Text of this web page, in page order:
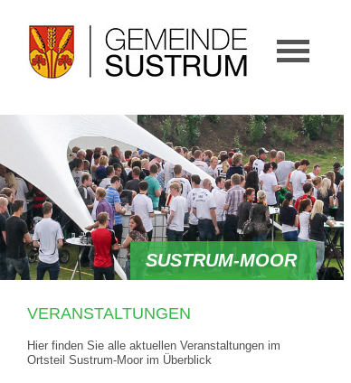
GEMEINDE
HOME
GESCHICHTE
WOHNEN
SUSTRUM-MOOR
VERANSTALTUNGEN
Hier finden Sie alle aktuellen Veranstaltungen im
Ortsteil Sustrum-Moor im Überblick